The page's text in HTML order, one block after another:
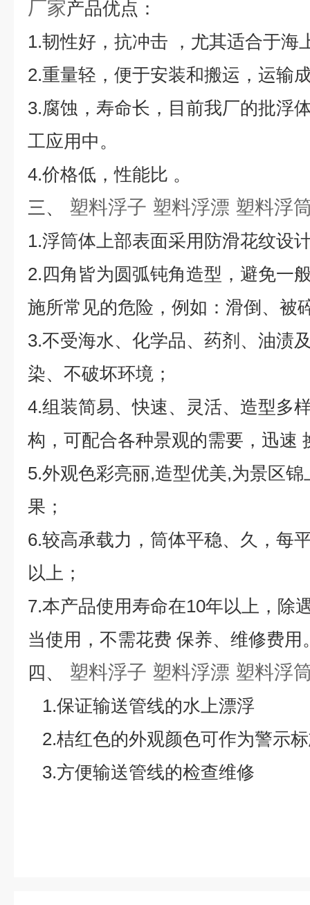
厂家产品优点：
1.韧性好，抗冲击 ，尤其适合于海
2.重量轻，便于安装和搬运，运输
3.腐蚀，寿命长，目前我厂的批浮
工应用中。
4.价格低，性能比 。
三、
塑料浮子 塑料浮漂 塑料浮
1.浮筒体上部表面采用防滑花纹设
2.四角皆为圆弧钝角造型，避免一
施所常见的危险，例如：滑倒、被
3.不受海水、化学品、药剂、油渍
染、不破坏环境；
4.组装简易、快速、灵活、造型多
构，可配合各种景观的需要，迅速
5.外观色彩亮丽,造型优美,为景区
果；
6.较高承载力，筒体平稳、久，每
以上；
7.本产品使用寿命在10年以上，除
当使用，不需花费 保养、维修费用
四、
塑料浮子 塑料浮漂 塑料浮
1.保证输送管线的水上漂浮
2.桔红色的外观颜色可作为警示
3.方便输送管线的检查维修